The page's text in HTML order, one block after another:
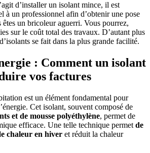
d’installer un isolant mince, il est
à un professionnel afin d’obtenir une pose
un bricoleur aguerri. Vous pourrez,
sur le coût total des travaux. D’autant plus
se fait dans la plus grande facilité.
: Comment un isolant
vos factures
est un élément fondamental pour
Cet isolant, souvent composé de
et de mousse polyéthylène, permet de
efficace. Une telle technique permet de
chaleur en hiver et réduit la chaleur